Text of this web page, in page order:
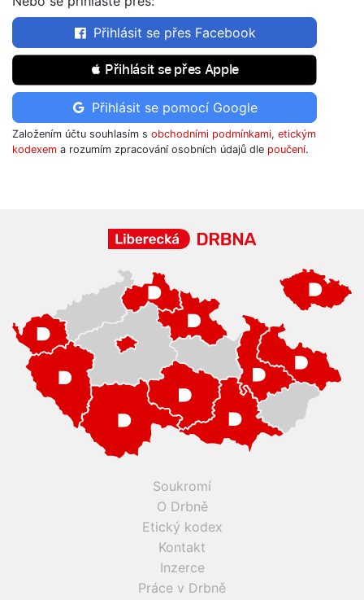
Přihlásit se přes Facebook
 Přihlásit se přes Apple
Přihlásit se pomocí Google
Založením účtu souhlasím s obchodními podmínkami, etickým
kodexem a rozumím zpracování osobních údajů dle poučení.
Soukromí
O Drbně
Etický kodex
Kontakt
Inzerce
Práce v Drbně